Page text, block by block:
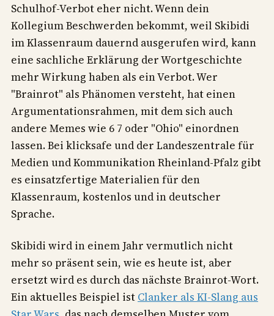
Schulhof-Verbot eher nicht. Wenn dein
Kollegium Beschwerden bekommt, weil Skibidi
im Klassenraum dauernd ausgerufen wird, kann
eine sachliche Erklärung der Wortgeschichte
mehr Wirkung haben als ein Verbot. Wer
"Brainrot" als Phänomen versteht, hat einen
Argumentationsrahmen, mit dem sich auch
andere Memes wie 6 7 oder "Ohio" einordnen
lassen. Bei klicksafe und der Landeszentrale für
Medien und Kommunikation Rheinland-Pfalz gibt
es einsatzfertige Materialien für den
Klassenraum, kostenlos und in deutscher
Sprache.
Skibidi wird in einem Jahr vermutlich nicht
mehr so präsent sein, wie es heute ist, aber
ersetzt wird es durch das nächste Brainrot-Wort.
Ein aktuelles Beispiel ist Clanker als KI-Slang aus